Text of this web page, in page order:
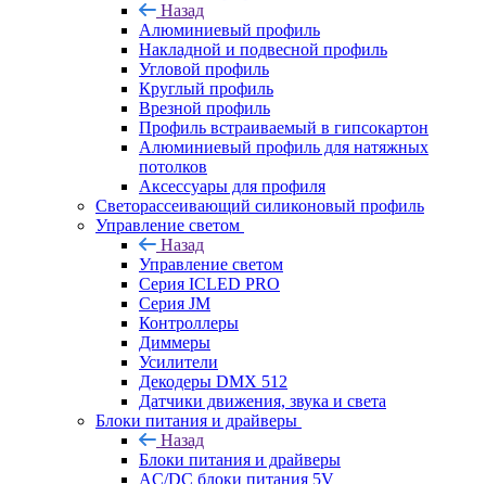
Назад
Алюминиевый профиль
Накладной и подвесной профиль
Угловой профиль
Круглый профиль
Врезной профиль
Профиль встраиваемый в гипсокартон
Алюминиевый профиль для натяжных
потолков
Аксессуары для профиля
Светорассеивающий силиконовый профиль
Управление светом
Назад
Управление светом
Серия ICLED PRO
Серия JM
Контроллеры
Диммеры
Усилители
Декодеры DMX 512
Датчики движения, звука и света
Блоки питания и драйверы
Назад
Блоки питания и драйверы
AC/DC блоки питания 5V